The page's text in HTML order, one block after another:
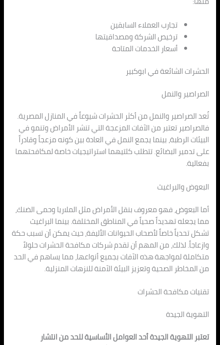
تجارب العملاء السابقين
ترخيص الشركة ومصداقيتها
أسعار الخدمات المتاحة
الحشرات الشائعة في ابوكبير
الصراصير والنمل
تُعد الصراصير والنمل من أكثر الحشرات شيوعاً في المنازل المصرية.
فالصراصير تعتبر من الآفات المزعجة التي تنشر الأمراض وتنمو في
البيئات الرطبة، بينما يجمع النمل في العادة بين كونه مزعجاً وقادراً
على تدمير البضائع. تتطلب كلتيهما استراتيجيات خاصة لمكافحتهما
بفعالية.
البعوض والبراغيث
أما البعوض، فهو معروف بنقل الأمراض مثل الملاريا وحمى الضنك،
مما يجعله تهديداً صحياً في المناطق المختلفة. بينما البراغيث
تشكل تحدياً خاصاً لأصحاب الحيوانات الأليفة، حيث يمكن أن تسبب حكة
وازعاجاً. لذلك، من المهم أن تقدم شركات مكافحة الحشرات حلولاً
متكاملة لمواجهة هذه الآفات بجميع أنواعها، مما يساهم في الحد
من المخاطر الصحية وتعزيز البيئة الآمنة للنزهات المنزلية.
تقنيات مكافحة الحشرات
التهوية الجيدة
تعتبر التهوية الجيدة أحد العوامل الأساسية للحد من انتشار